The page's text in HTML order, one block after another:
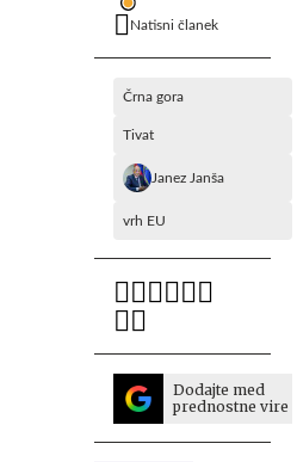
Natisni članek
Črna gora
Tivat
Janez Janša
vrh EU
Dodajte med
prednostne vire